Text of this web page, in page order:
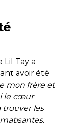
Lil Tay a
avoir été
mon frère et
le cœur
trouver les